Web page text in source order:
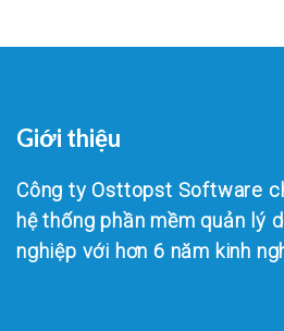
Giới thiệu
Công ty Osttopst Software
hệ thống phần mềm quản lý
nghiệp với hơn 6 năm kinh